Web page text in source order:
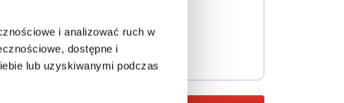
i analizować ruch w
dostępne i
lub uzyskiwanymi podczas